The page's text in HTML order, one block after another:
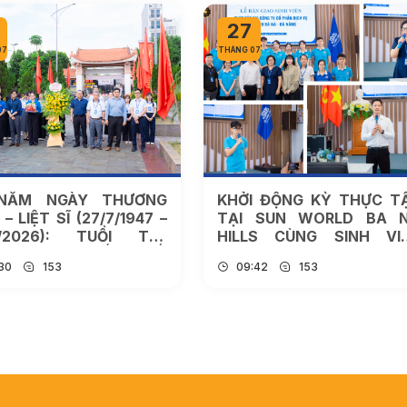
NGÀY THƯƠNG
– LIỆT SĨ (27/7/1947 –
2026): TUỔI TRẺ
THỐNG “UỐNG
153
27
THÁNG 07
KHỞI ĐỘNG KỲ THỰC
TẠI SUN WORLD BA
HILLS CÙNG SINH
HỌC TRƯỜNG ĐẠI
09:42 153